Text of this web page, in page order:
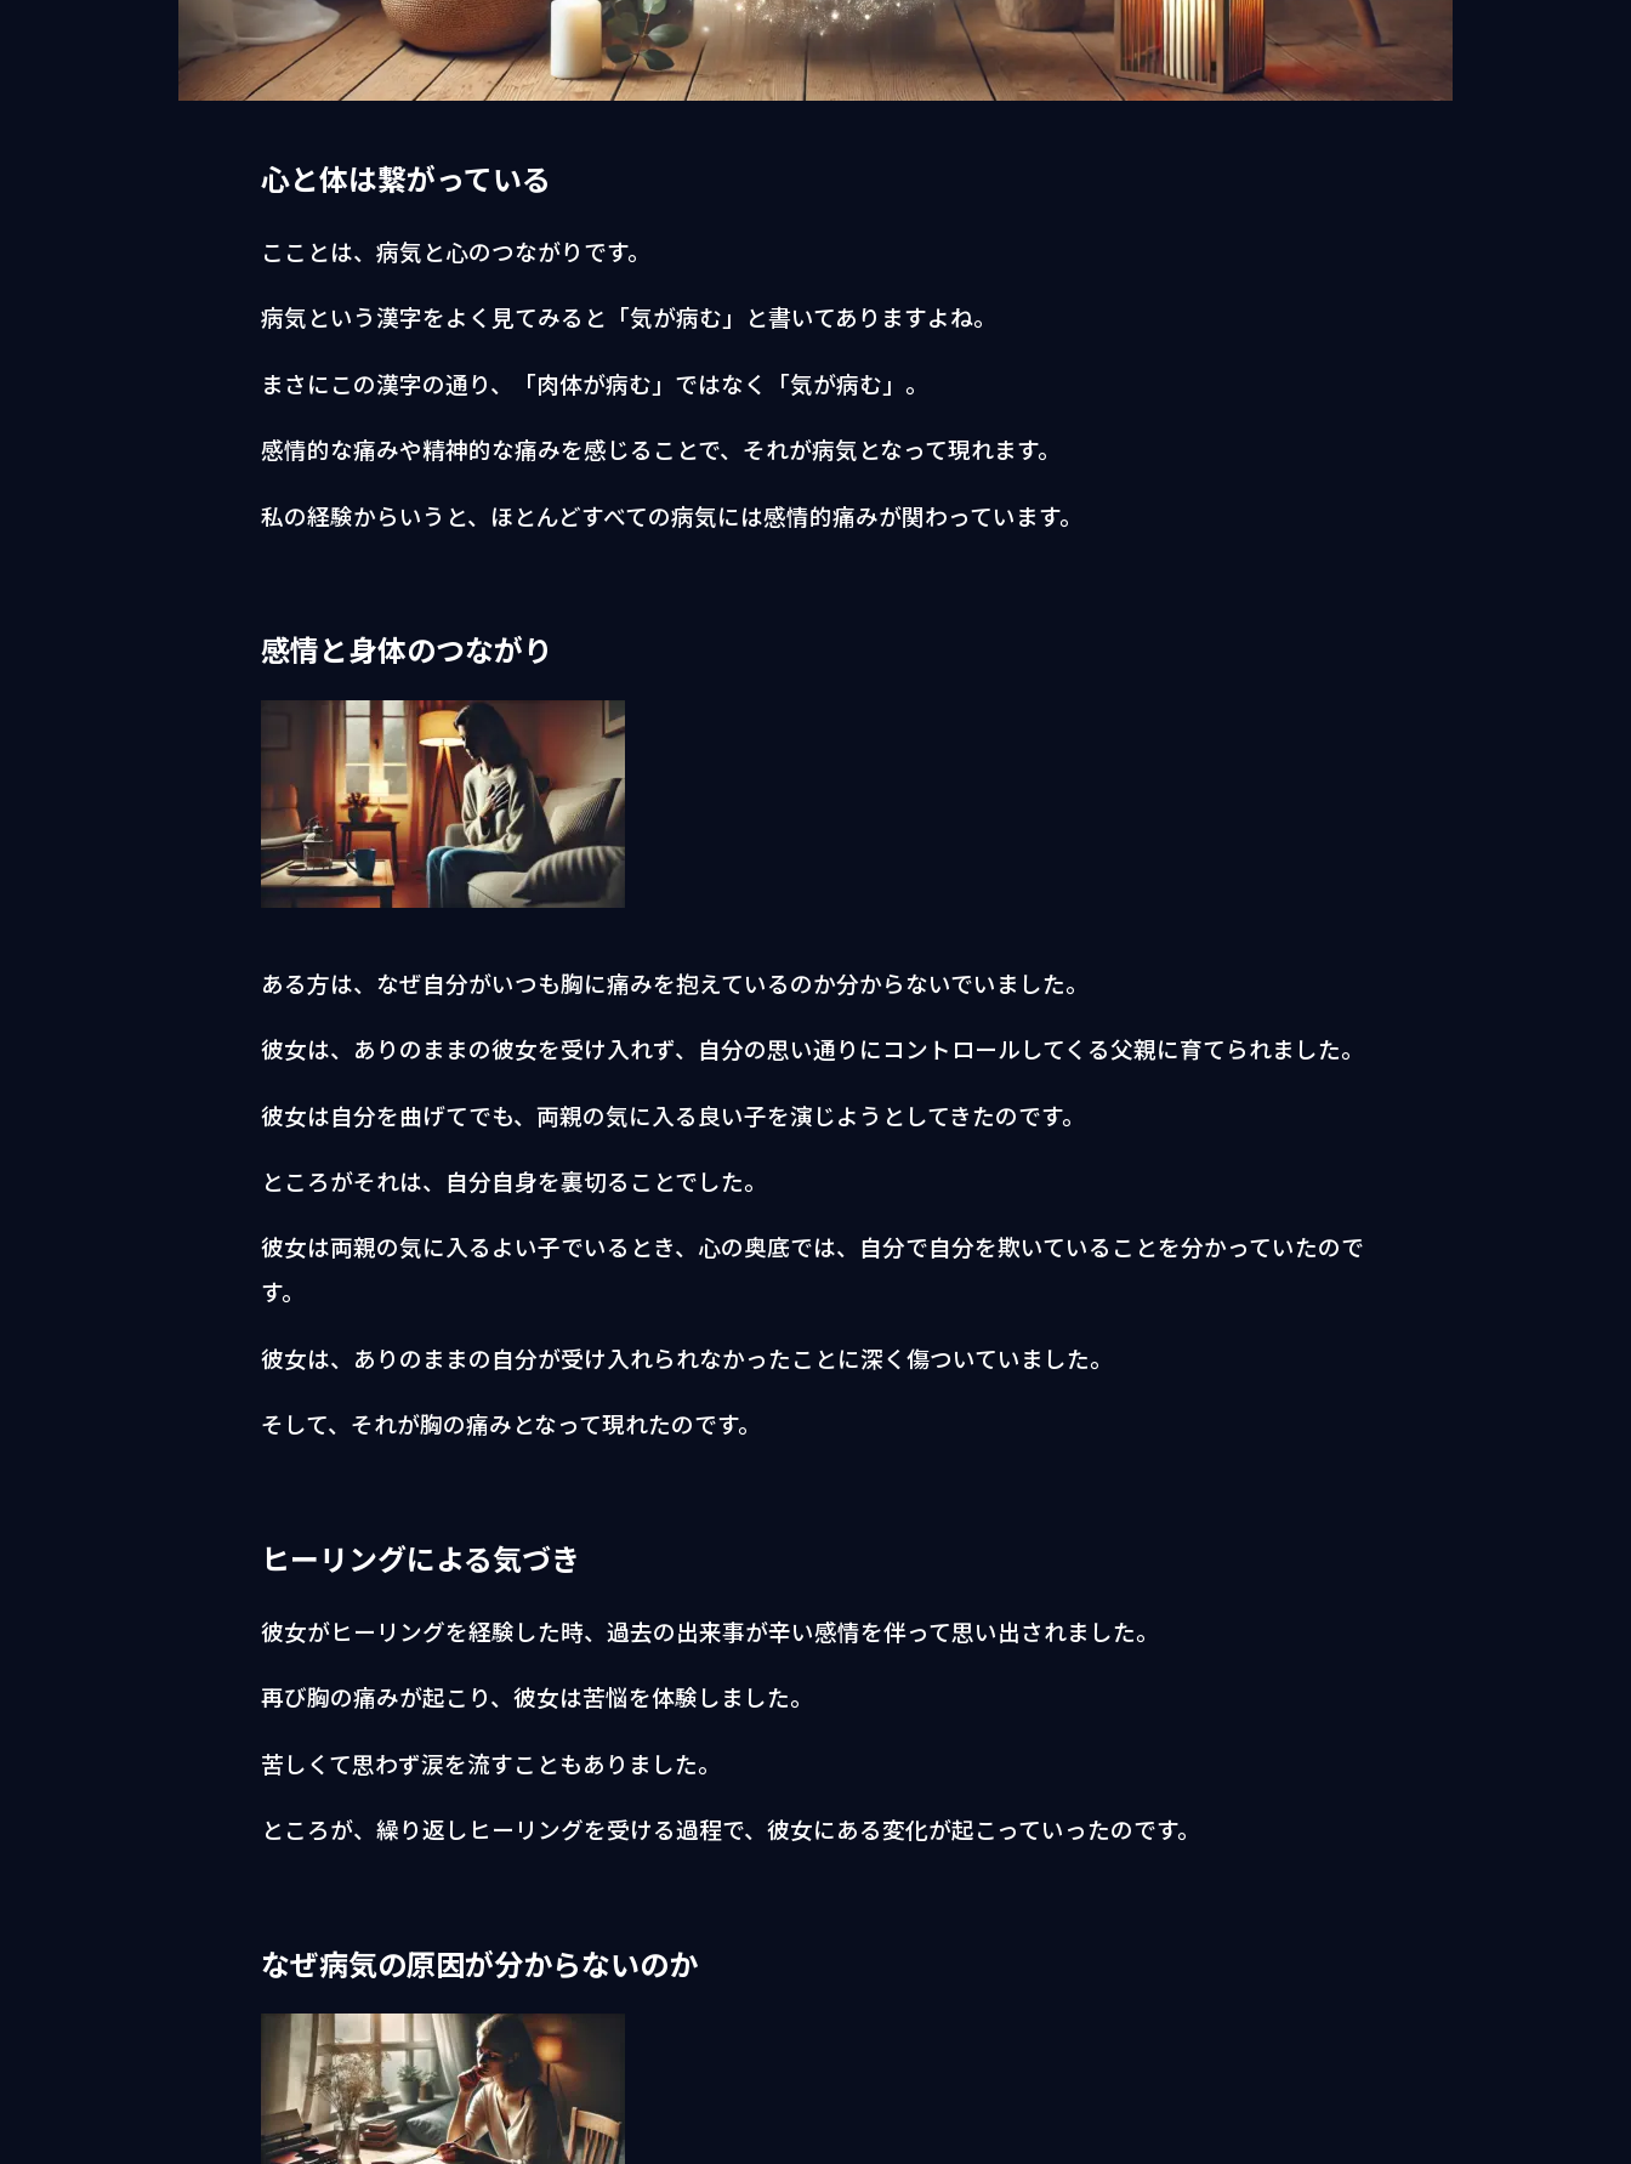
心と体は繋がっている
こことは、病気と心のつながりです。
病気という漢字をよく見てみると「気が病む」と書いてありますよね。
まさにこの漢字の通り、「肉体が病む」ではなく「気が病む」。
感情的な痛みや精神的な痛みを感じることで、それが病気となって現れます。
私の経験からいうと、ほとんどすべての病気には感情的痛みが関わっています。
感情と身体のつながり
ある方は、なぜ自分がいつも胸に痛みを抱えているのか分からないでいました。
彼女は、ありのままの彼女を受け入れず、自分の思い通りにコントロールしてくる父親に育てられました。
彼女は自分を曲げてでも、両親の気に入る良い子を演じようとしてきたのです。
ところがそれは、自分自身を裏切ることでした。
彼女は両親の気に入るよい子でいるとき、心の奥底では、自分で自分を欺いていることを分かっていたので
す。
彼女は、ありのままの自分が受け入れられなかったことに深く傷ついていました。
そして、それが胸の痛みとなって現れたのです。
ヒーリングによる気づき
彼女がヒーリングを経験した時、過去の出来事が辛い感情を伴って思い出されました。
再び胸の痛みが起こり、彼女は苦悩を体験しました。
苦しくて思わず涙を流すこともありました。
ところが、繰り返しヒーリングを受ける過程で、彼女にある変化が起こっていったのです。
なぜ病気の原因が分からないのか